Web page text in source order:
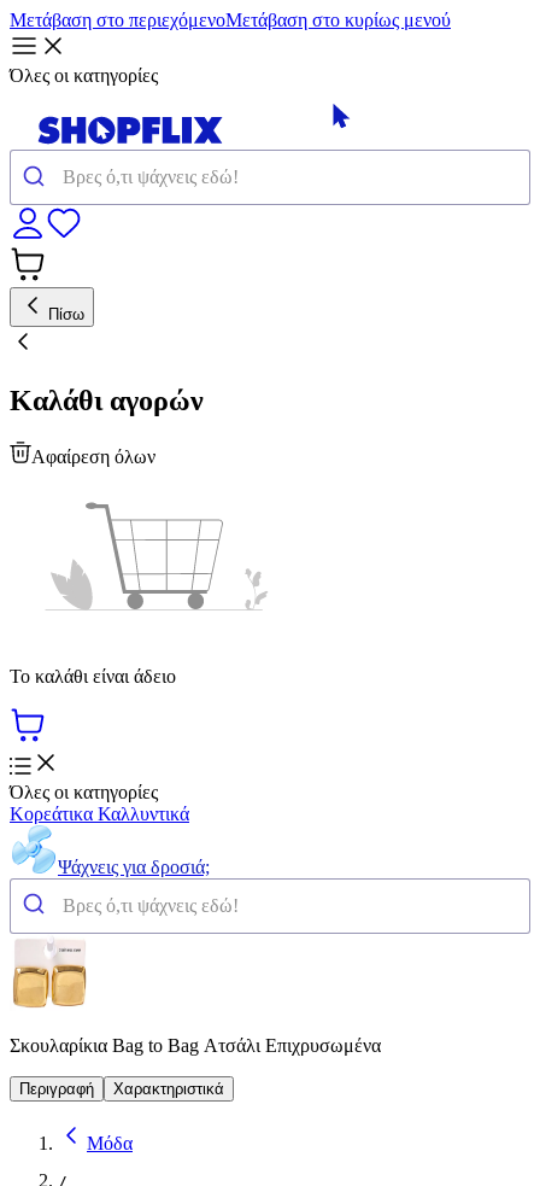
Μετάβαση στο περιεχόμενοΜετάβαση στο κυρίως μενού
Όλες οι κατηγορίες
Πίσω
Καλάθι αγορών
Αφαίρεση όλων
Το καλάθι είναι άδειο
Όλες οι κατηγορίες
Κορεάτικα Καλλυντικά
Ψάχνεις για δροσιά;
Σκουλαρίκια Bag to Bag Ατσάλι Επιχρυσωμένα
Περιγραφή Χαρακτηριστικά
Μόδα
/